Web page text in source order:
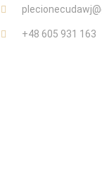
+48 605 931 163